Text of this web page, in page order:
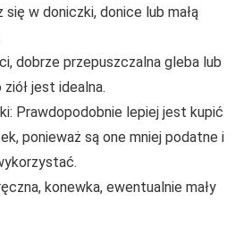
się w doniczki, donice lub małą
dobrze przepuszczalna gleba lub
jest idealna.
Prawdopodobnie lepiej jest kupić
ponieważ są one mniej podatne i
konewka, ewentualnie mały